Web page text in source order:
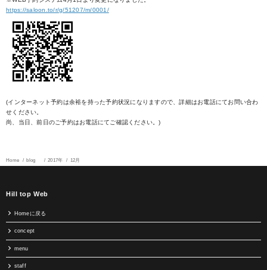
https://saloon.to/r/g/51207/m/0001/
(インターネット予約は余裕を持った予約状況になりますので、詳細はお電話にてお問い合わ
せください。
尚、当日、前日のご予約はお電話にてご確認ください。)
Home blog 2017年 12月
Hill top Web
Homeに戻る
concept
menu
staff